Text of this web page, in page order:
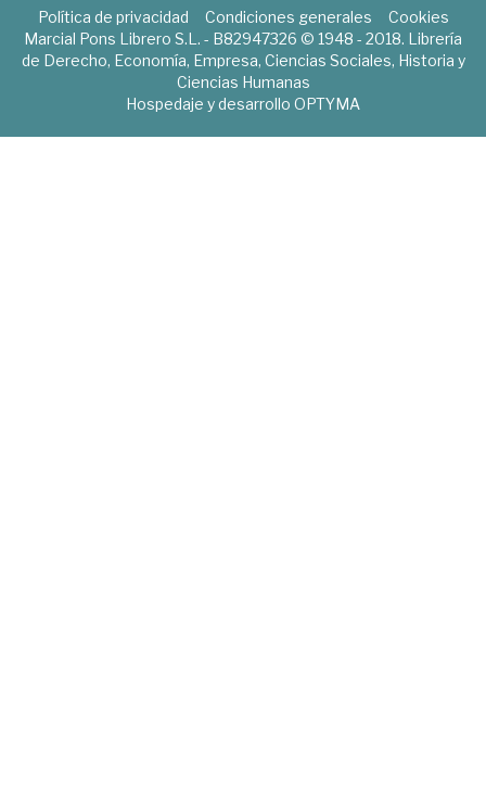
Política de privacidad Condiciones generales
Cookies
Marcial Pons Librero S.L. - B82947326 © 1948 - 2018. Librería
de Derecho, Economía, Empresa, Ciencias Sociales, Historia y
Ciencias Humanas
Hospedaje y desarrollo OPTYMA